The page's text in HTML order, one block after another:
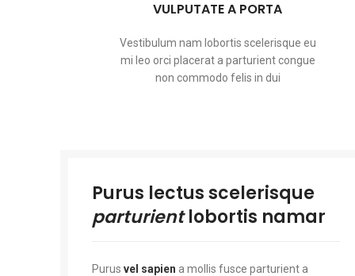
VULPUTATE A PORTA
Vestibulum nam lobortis scelerisque eu
mi leo orci placerat a parturient congue
non commodo felis in dui
Purus lectus scelerisque
parturientlobortis namar
Purus vel sapien a mollis fusce parturient a